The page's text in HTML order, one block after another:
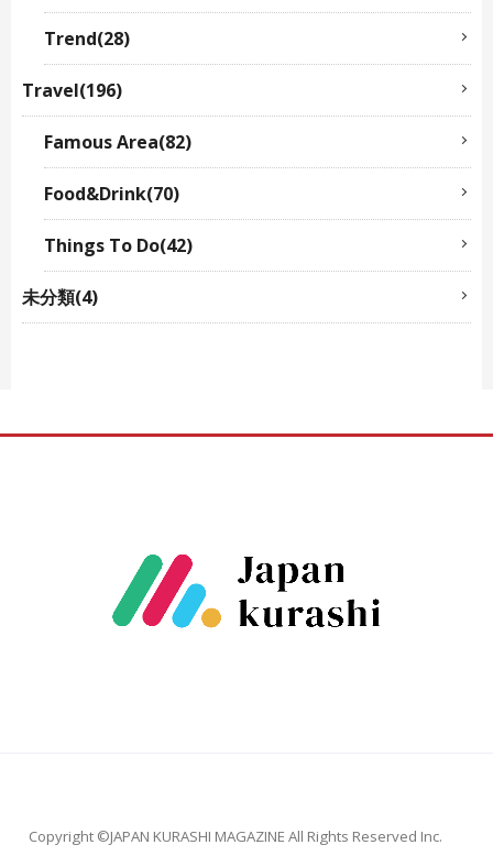
Trend(28)
Travel(196)
Famous Area(82)
Food&Drink(70)
Things To Do(42)
未分類(4)
Copyright ©JAPAN KURASHI MAGAZINE All Rights Reserved Inc.